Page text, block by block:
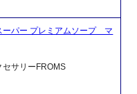
ーパー プレミアムソープ マ
サリーFROMS